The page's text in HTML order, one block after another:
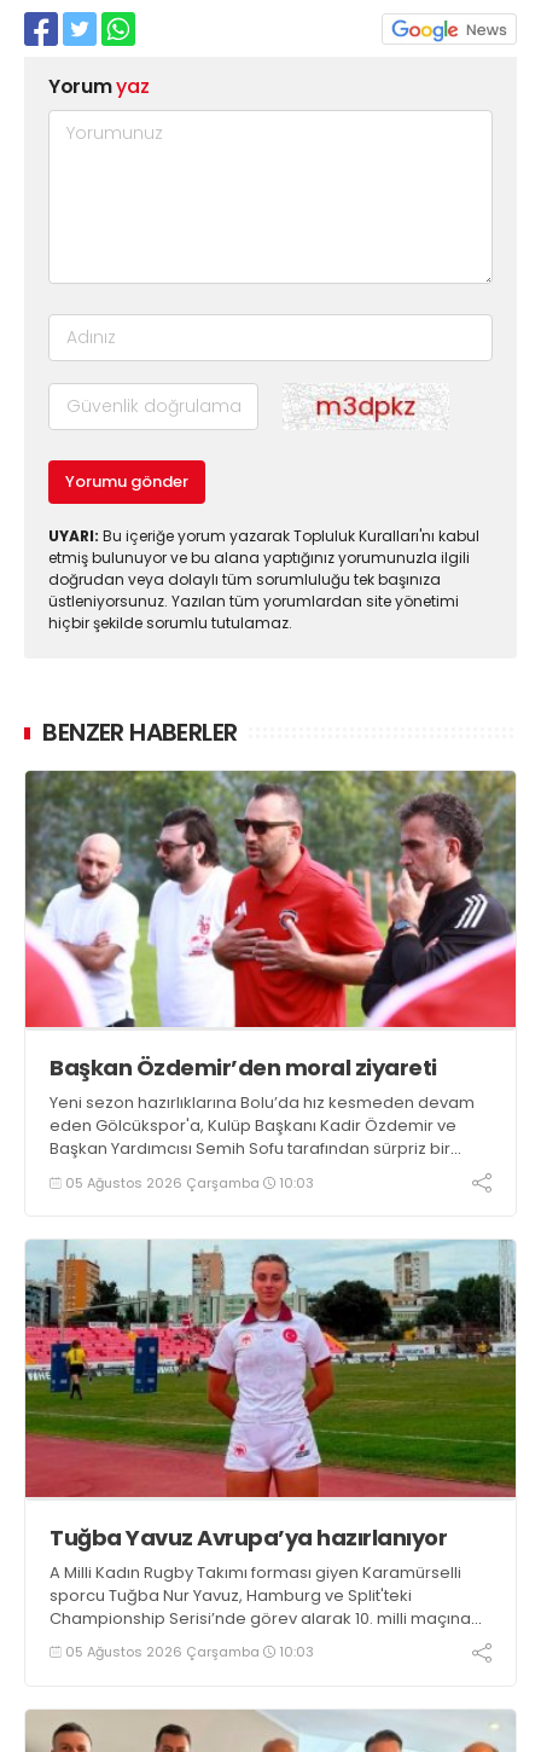
Yorumyaz
Yorumu gönder
UYARI: Bu içeriğe yorum yazarak Topluluk Kuralları'nı kabul
etmiş bulunuyor ve bu alana yaptığınız yorumunuzla ilgili
doğrudan veya dolaylı tüm sorumluluğu tek başınıza
üstleniyorsunuz. Yazılan tüm yorumlardan site yönetimi
hiçbir şekilde sorumlu tutulamaz.
BENZER HABERLER
Başkan Özdemir’den moral ziyareti
Yeni sezon hazırlıklarına Bolu’da hız kesmeden devam
eden Gölcükspor'a, Kulüp Başkanı Kadir Özdemir ve
Başkan Yardımcısı Semih Sofu tarafından sürpriz bir
moral ziyareti gerçekleştirildi
05 Ağustos 2026 Çarşamba 10:03
Tuğba Yavuz Avrupa’ya hazırlanıyor
A Milli Kadın Rugby Takımı forması giyen Karamürselli
sporcu Tuğba Nur Yavuz, Hamburg ve Split'teki
Championship Serisi’nde görev alarak 10. milli maçına
çıkma eşiğini geride bıraktı
05 Ağustos 2026 Çarşamba 10:03